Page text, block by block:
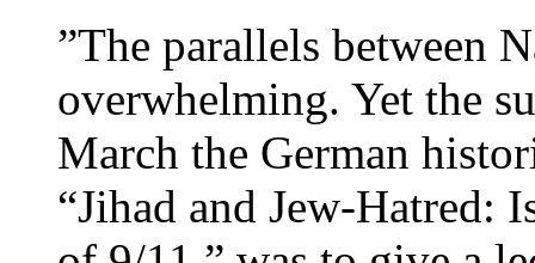
”The parallels between
overwhelming. Yet the
March the German
“Jihad and Jew-Hatred: